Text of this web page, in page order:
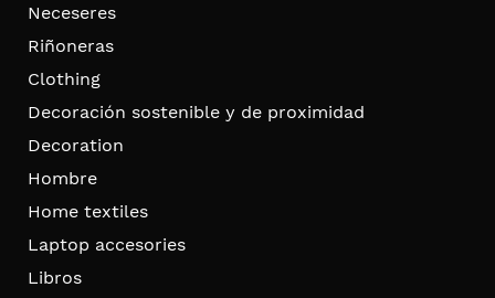
Neceseres
Riñoneras
Clothing
Decoración sostenible y de proximidad
Decoration
Hombre
Home textiles
Laptop accesories
Libros